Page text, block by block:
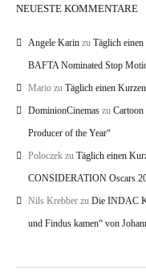
NEUESTE KOMMENTARE
Angele Karin zu Täglich
BAFTA Nominated Stop
Mario zu Täglich einen
DominionCinemas zu
Producer of the Year“
Poloczek zu Täglich einen
CONSIDERATION Oscars
Nils Krebber zu Die INDAC
und Findus kamen“ von